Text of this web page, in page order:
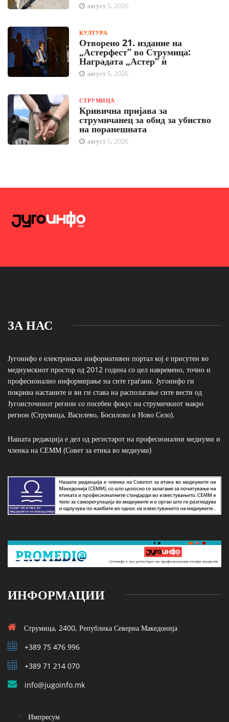
август 5, 2026
КУЛТУРА
Отворено 21. издание на
„Астерфест“ во Струмица:
Наградата „Астер“ ѝ
август 5, 2026
СТРУМИЦА
Кривична пријава за
струмичанец за обид за убиство
на поранешната
август 5, 2026
ЗА НАС
Југоинфо е електронски информативен портал кој е присутен во
медиумскиот простор од 2012 година со цел навремено, точно и
професионално информирање на сите граѓани. Југоинфо ги
покрива настаните и ви ги става на располагање сите вести од
Југоисточниот регион со посебен фокус на струмичкиот макро
регион (Струмица, Василево, Босилово и Ново Село).
Нашата редакција е дел од регистарот на професионални медиуми и
членка на СЕММ (Совет за етика во медиуми)
ИНФОРМАЦИИ
Струмица, 2400, Република Северна Македонија
+389 75 476 996
+389 71 214 070
info@jugoinfo.mk
Импресум